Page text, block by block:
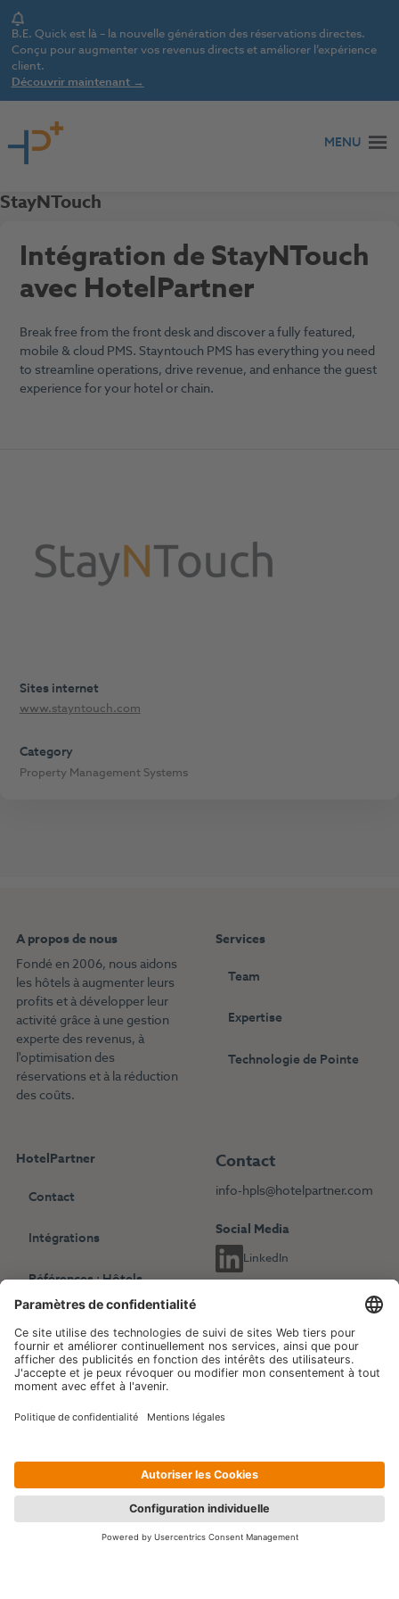
Notice
B.E. Quick est là – la nouvelle génération des réservations directes.
Conçu pour augmenter vos revenus directs et améliorer l’expérience
client.
Découvrir maintenant →
MENU
StayNTouch
Intégration de StayNTouch
avec HotelPartner
Break free from the front desk and discover a fully featured,
mobile & cloud PMS. Stayntouch PMS has everything you need
to streamline operations, drive revenue, and enhance the guest
experience for your hotel or chain.
Sites internet
www.stayntouch.com
Category
Property Management Systems
A propos de nous
Fondé en 2006, nous aidons
les hôtels à augmenter leurs
profits et à développer leur
activité grâce à une gestion
experte des revenus, à
l'optimisation des
réservations et à la réduction
des coûts.
Services
Team
Expertise
Technologie de Pointe
HotelPartner
Contact
Intégrations
Références : Hôtels
indépendants
Références : Chaînes
hôtelières
Blog
Evénements
Contact
info-hpls@hotelpartner.com
Social Media
LinkedIn
Choisissez une autre langue
English Deutsch